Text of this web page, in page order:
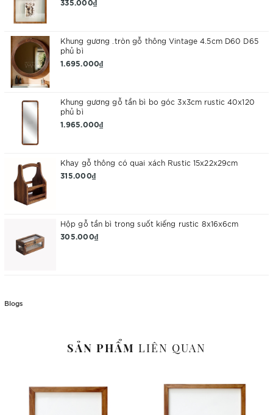
335.000₫
Khung gương .tròn gỗ thông Vintage 4.5cm D60 D65
phủ bì
1.695.000₫
Khung gương gỗ tần bì bo góc 3x3cm rustic 40x120
phủ bì
1.965.000₫
Khay gỗ thông có quai xách Rustic 15x22x29cm
315.000₫
Hộp gỗ tần bì trong suốt kiếng rustic 8x16x6cm
305.000₫
Blogs
SẢN PHẨM LIÊN QUAN